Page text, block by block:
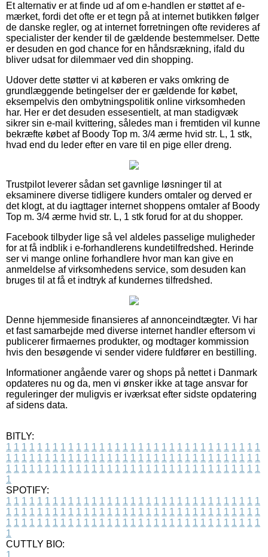
Et alternativ er at finde ud af om e-handlen er støttet af e-
mærket, fordi det ofte er et tegn på at internet butikken følger
de danske regler, og at internet forretningen ofte revideres af
specialister der kender til de gældende bestemmelser. Dette
er desuden en god chance for en håndsrækning, ifald du
bliver udsat for dilemmaer ved din shopping.
Udover dette støtter vi at køberen er vaks omkring de
grundlæggende betingelser der er gældende for købet,
eksempelvis den ombytningspolitik online virksomheden
har. Her er det desuden essesentielt, at man stadigvæk
sikrer sin e-mail kvittering, således man i fremtiden vil kunne
bekræfte købet af Boody Top m. 3/4 ærme hvid str. L, 1 stk,
hvad end du leder efter en vare til en pige eller dreng.
Trustpilot leverer sådan set gavnlige løsninger til at
eksaminere diverse tidligere kunders omtaler og derved er
det klogt, at du iagttager internet shoppens omtaler af Boody
Top m. 3/4 ærme hvid str. L, 1 stk forud for at du shopper.
Facebook tilbyder lige så vel aldeles passelige muligheder
for at få indblik i e-forhandlerens kundetilfredshed. Herinde
ser vi mange online forhandlere hvor man kan give en
anmeldelse af virksomhedens service, som desuden kan
bruges til at få et indtryk af kundernes tilfredshed.
Denne hjemmeside finansieres af annonceindtægter. Vi har
et fast samarbejde med diverse internet handler eftersom vi
publicerer firmaernes produkter, og modtager kommission
hvis den besøgende vi sender videre fuldfører en bestilling.
Informationer angående varer og shops på nettet i Danmark
opdateres nu og da, men vi ønsker ikke at tage ansvar for
reguleringer der muligvis er iværksat efter sidste opdatering
af sidens data.
BITLY:
1 1 1 1 1 1 1 1 1 1 1 1 1 1 1 1 1 1 1 1 1 1 1 1 1 1 1 1 1 1 1 1 1
1 1 1 1 1 1 1 1 1 1 1 1 1 1 1 1 1 1 1 1 1 1 1 1 1 1 1 1 1 1 1 1 1
1 1 1 1 1 1 1 1 1 1 1 1 1 1 1 1 1 1 1 1 1 1 1 1 1 1 1 1 1 1 1 1 1
1
SPOTIFY:
1 1 1 1 1 1 1 1 1 1 1 1 1 1 1 1 1 1 1 1 1 1 1 1 1 1 1 1 1 1 1 1 1
1 1 1 1 1 1 1 1 1 1 1 1 1 1 1 1 1 1 1 1 1 1 1 1 1 1 1 1 1 1 1 1 1
1 1 1 1 1 1 1 1 1 1 1 1 1 1 1 1 1 1 1 1 1 1 1 1 1 1 1 1 1 1 1 1 1
1
CUTTLY BIO: